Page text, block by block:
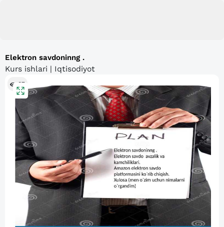
Elektron savdoninng .
Kurs ishlari | Iqtisodiyot
87